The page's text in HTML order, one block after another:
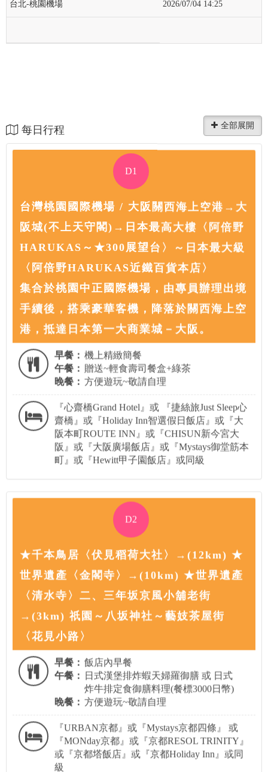
台北-桃園機場 2026/07/04 14:25
每日行程
D1
台灣桃園國際機場 / 大阪關西海上空港→大
阪城(不上天守閣)→日本最高大樓〈阿倍野
HARUKAS～★300展望台〉～日本最大級
〈阿倍野HARUKAS近鐵百貨本店〉
集合於桃園中正國際機場，由專員辦理出境
手續後，搭乘豪華客機，降落於關西海上空
港，抵達日本第一大商業城－大阪。
早餐： 機上精緻簡餐
午餐： 贈送~輕食壽司餐盒+綠茶
晚餐： 方便遊玩~敬請自理
『心齋橋Grand Hotel』或 『捷絲旅Just Sleep心
齋橋』或『Holiday Inn智選假日飯店』或『大
阪本町ROUTE INN』或『CHISUN新今宮大
阪』或『大阪廣場飯店』或『Mystays御堂筋本
町』或『Hewitt甲子園飯店』或同級
D2
★千本鳥居〈伏見稻荷大社〉→(12km) ★
世界遺產〈金閣寺〉→(10km) ★世界遺產
〈清水寺〉二、三年坂京風小舖老街
→(3km) 祇園～八坂神社～藝妓茶屋街
〈花見小路〉
早餐： 飯店內早餐
午餐： 日式漢堡排炸蝦天婦羅御膳 或 日式
炸牛排定食御膳料理(餐標3000日幣)
晚餐： 方便遊玩~敬請自理
『URBAN京都』或『Mystays京都四條』 或
『MONday京都』或『京都RESOL TRINITY』
或『京都塔飯店』或『京都Holiday Inn』或同
級